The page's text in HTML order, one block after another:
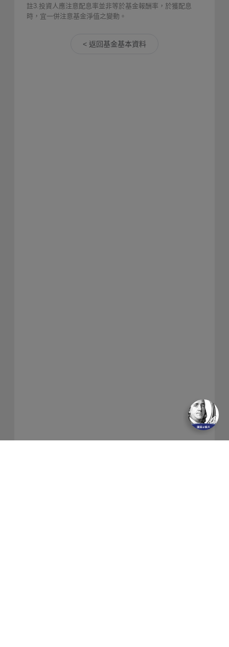
註3.投資人應注意配息率並非等於基金報酬率，於獲配息
時，宜一併注意基金淨值之變動。
< 返回基金基本資料